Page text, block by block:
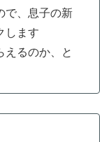
で、息子の新
します
えるのか、と